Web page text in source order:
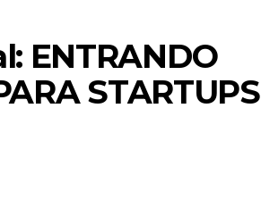
ENTRANDO
STARTUPS